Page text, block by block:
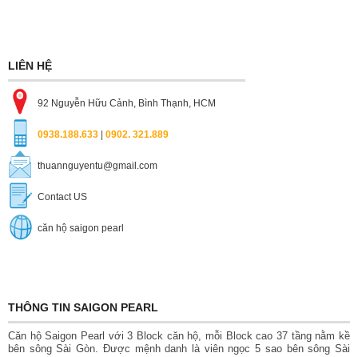
LIÊN HỆ
92 Nguyễn Hữu Cảnh, Bình Thạnh, HCM
0938.188.633 | 0902. 321.889
thuannguyentu@gmail.com
Contact US
căn hộ saigon pearl
THÔNG TIN SAIGON PEARL
Căn hộ Saigon Pearl với 3 Block căn hộ, mỗi Block cao 37 tầng nằm kề
bên sông Sài Gòn. Được mệnh danh là viên ngọc 5 sao bên sông Sài